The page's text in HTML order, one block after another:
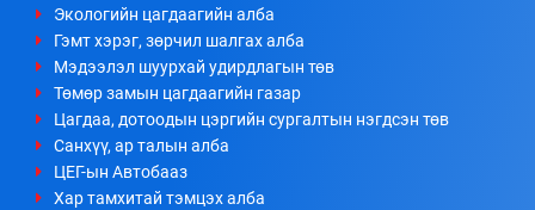
Экологийн цагдаагийн алба
Гэмт хэрэг, зөрчил шалгах алба
Мэдээлэл шуурхай удирдлагын төв
Төмөр замын цагдаагийн газар
Цагдаа, дотоодын цэргийн сургалтын нэгдсэн төв
Санхүү, ар талын алба
ЦЕГ-ын Автобааз
Хар тамхитай тэмцэх алба